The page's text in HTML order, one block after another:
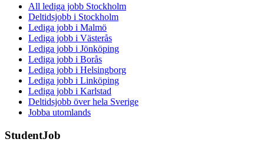
All lediga jobb Stockholm
Deltidsjobb i Stockholm
Lediga jobb i Malmö
Lediga jobb i Västerås
Lediga jobb i Jönköping
Lediga jobb i Borås
Lediga jobb i Helsingborg
Lediga jobb i Linköping
Lediga jobb i Karlstad
Deltidsjobb över hela Sverige
Jobba utomlands
StudentJob